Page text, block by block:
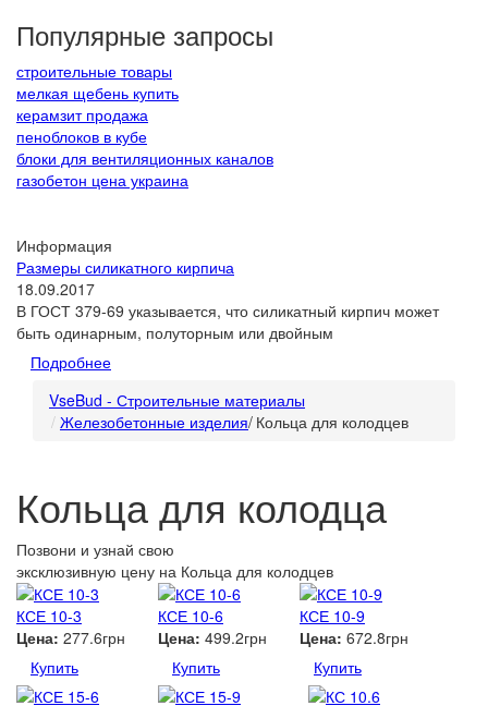
Популярные запросы
строительные товары
мелкая щебень купить
керамзит продажа
пеноблоков в кубе
блоки для вентиляционных каналов
газобетон цена украина
Информация
Размеры силикатного кирпича
18.09.2017
В ГОСТ 379-69 указывается, что силикатный кирпич может
быть одинарным, полуторным или двойным
Подробнее
VseBud - Строительные материалы
Железобетонные изделия/ Кольца для колодцев
Кольца для колодца
Позвони и узнай свою
эксклюзивную цену на Кольца для колодцев
КСЕ 10-3
Цена: 277.6грн
Купить
КСЕ 10-6
Цена: 499.2грн
Купить
КСЕ 10-9
Цена: 672.8грн
Купить